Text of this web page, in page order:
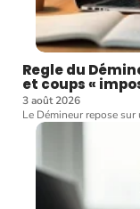
Regle du
et coups «
3 août 2026
Le Démineur repose